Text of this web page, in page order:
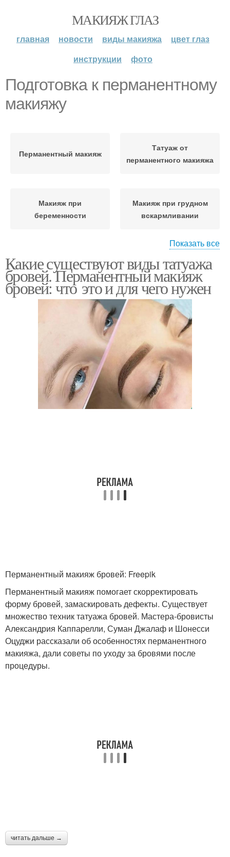
МАКИЯЖ ГЛАЗ
главная новости виды макияжа
цвет глаз
инструкции
фото
Подготовка к перманентному
макияжу
Перманентный макияж
Татуаж от
перманентного макияжа
Макияж при
беременности
Макияж при грудном
вскармливании
Подготовка к татуажу
процедуре
Противопоказания к
перманентному макияжу
Макияж во время
Перманентный татуаж
Противопоказания к
макияжу
Показать все
Какие существуют виды татуажа
бровей. Перманентный макияж
бровей: что это и для чего нужен
Перманентный макияж бровей: Freepik
Перманентный макияж помогает скорректировать
форму бровей, замаскировать дефекты. Существует
множество техник татуажа бровей. Мастера-бровисты
Александрия Каппарелли, Суман Джалаф и Шонесси
Оцуджи рассказали об особенностях перманентного
макияжа, дали советы по уходу за бровями после
процедуры.
читать дальше →